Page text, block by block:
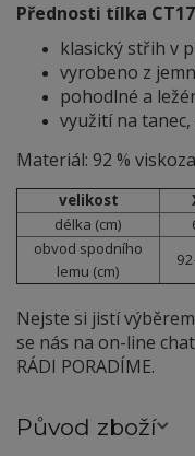
Přednosti tílka
klasický střih v
vyrobeno z
pohodlné a
využití na
Materiál: 92 %
velikost
délka (cm)
obvod spodního
lemu (cm)
Nejste si jistí
se nás na on-line
RÁDI PORADÍME.
Původ zboží